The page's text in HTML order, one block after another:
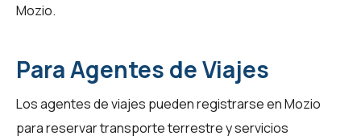
Mozio.
Para Agentes de Viajes
Losagentes de viajes pueden registrarse en Mozio
para reservar transporte terrestre y servicios